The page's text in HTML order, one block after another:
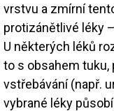
vrstvu a zmírní
protizánětlivé léky
U některých léků
to s obsahem
vstřebávání (např.
vybrané léky